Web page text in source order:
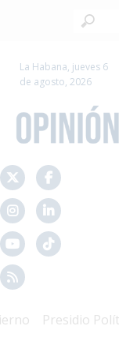
La Habana, jueves 6
de agosto, 2026
Presidio Político